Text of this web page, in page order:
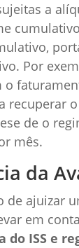
a
Por
o
o
de o
mês.
da
de ajuizar
em
ISS e